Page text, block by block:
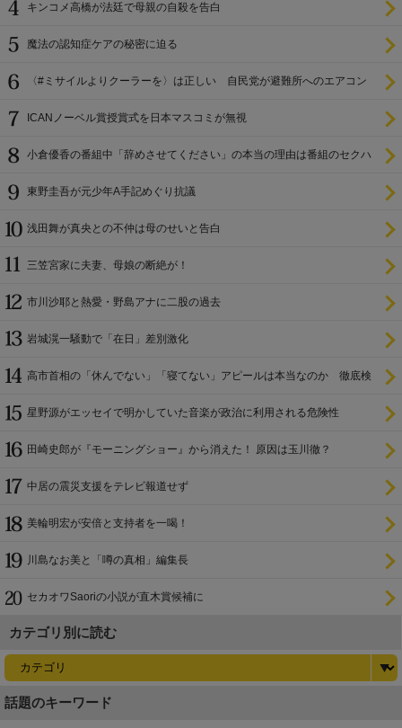
キンコメ高橋が法廷で母親の自殺を告白
魔法の認知症ケアの秘密に迫る
〈#ミサイルよりクーラーを〉は正しい 自民党が避難所へのエアコン
ICANノーベル賞授賞式を日本マスコミが無視
小倉優香の番組中「辞めさせてください」の本当の理由は番組のセクハ
東野圭吾が元少年A手記めぐり抗議
浅田舞が真央との不仲は母のせいと告白
三笠宮家に夫妻、母娘の断絶が！
市川沙耶と熱愛・野島アナに二股の過去
岩城滉一騒動で「在日」差別激化
高市首相の「休んでない」「寝てない」アピールは本当なのか 徹底検
星野源がエッセイで明かしていた音楽が政治に利用される危険性
田崎史郎が『モーニングショー』から消えた！ 原因は玉川徹？
中居の震災支援をテレビ報道せず
美輪明宏が安倍と支持者を一喝！
川島なお美と「噂の真相」編集長
セカオワSaoriの小説が直木賞候補に
カテゴリ別に読む
話題のキーワード